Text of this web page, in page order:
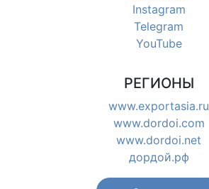
Instagram
Telegram
YouTube
РЕГИОНЫ
www.exportasia.ru
www.dordoi.com
www.dordoi.net
дордой.рф